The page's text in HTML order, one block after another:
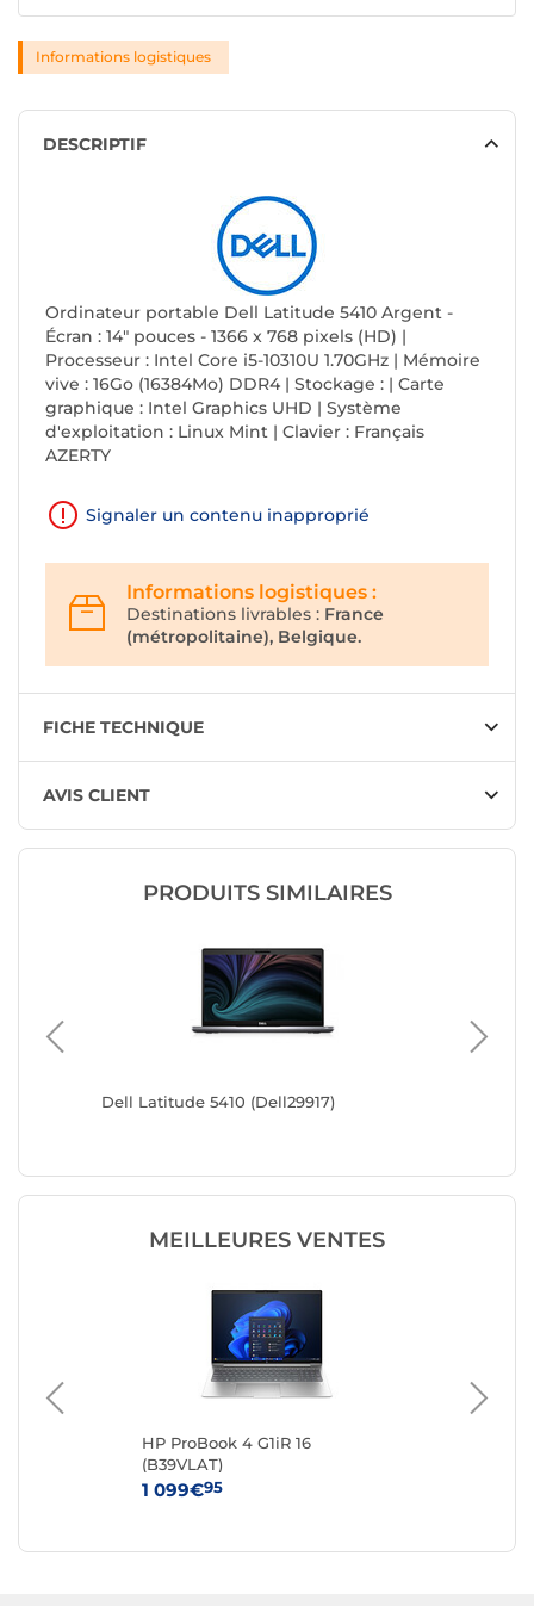
Informations logistiques
DESCRIPTIF
Ordinateur portable Dell Latitude 5410 Argent -
Écran : 14" pouces - 1366 x 768 pixels (HD) |
Processeur : Intel Core i5-10310U 1.70GHz | Mémoire
vive : 16Go (16384Mo) DDR4 | Stockage : | Carte
graphique : Intel Graphics UHD | Système
d'exploitation : Linux Mint | Clavier : Français
AZERTY
Signaler un contenu inapproprié
Informations logistiques :
Destinations livrables : France
(métropolitaine), Belgique.
FICHE TECHNIQUE
AVIS CLIENT
PRODUITS SIMILAIRES
Dell Latitude 5410 (Dell29917)
MEILLEURES VENTES
HP ProBook 4 G1iR 16
(B39VLAT)
1 099€95